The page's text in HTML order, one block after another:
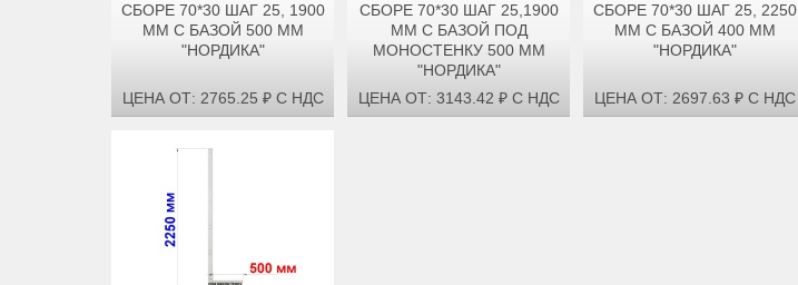
СБОРЕ 70*30 ШАГ 25, 1900
ММ С БАЗОЙ 500 ММ
"НОРДИКА"
ЦЕНА ОТ: 2765.25 ₽ С НДС
СБОРЕ 70*30 ШАГ 25,1900
ММ С БАЗОЙ ПОД
МОНОСТЕНКУ 500 ММ
"НОРДИКА"
ЦЕНА ОТ: 3143.42 ₽ С НДС
СБОРЕ 70*30 ШАГ 25, 2250
ММ С БАЗОЙ 400 ММ
"НОРДИКА"
ЦЕНА ОТ: 2697.63 ₽ С НДС